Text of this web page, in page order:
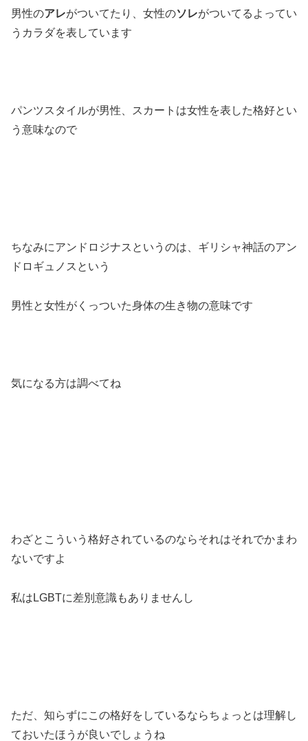
男性のアレがついてたり、女性のソレがついてるよってい
うカラダを表しています
パンツスタイルが男性、スカートは女性を表した格好とい
う意味なので
ちなみにアンドロジナスというのは、ギリシャ神話のアン
ドロギュノスという
男性と女性がくっついた身体の生き物の意味です
気になる方は調べてね
わざとこういう格好されているのならそれはそれでかまわ
ないですよ
私はLGBTに差別意識もありませんし
ただ、知らずにこの格好をしているならちょっとは理解し
ておいたほうが良いでしょうね